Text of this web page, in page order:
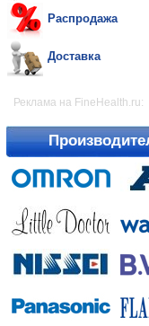
Распродажа
Доставка
Реклама на FineHealth.ru: